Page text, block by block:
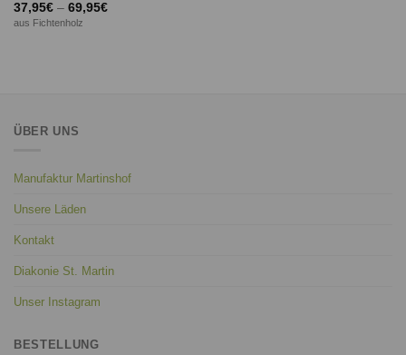
37,95€– 69,95€
aus Fichtenholz
ÜBER UNS
Manufaktur Martinshof
Unsere Läden
Kontakt
Diakonie St. Martin
Unser Instagram
BESTELLUNG